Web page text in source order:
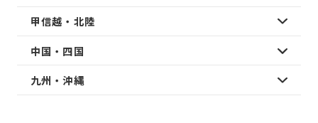
甲信越・北陸
中国・四国
九州・沖縄